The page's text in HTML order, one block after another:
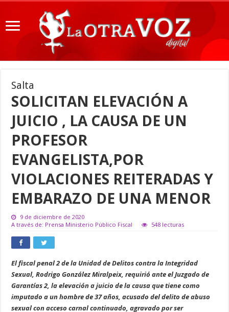
Salta
SOLICITAN ELEVACIÓN A
JUICIO , LA CAUSA DE UN
PROFESOR
EVANGELISTA,POR
VIOLACIONES REITERADAS Y
EMBARAZO DE UNA MENOR
9 de diciembre de 2020
A través de: Prensa Ministerio Público Fiscal
548 lecturas
El fiscal penal 2 de la Unidad de Delitos contra la Integridad
Sexual, Rodrigo González Miralpeix, requirió ante el Juzgado de
Garantías 2, la elevación a juicio de la causa que tiene como
imputado a un hombre de 37 años, acusado del delito de abuso
sexual con acceso carnal continuado, agravado por ser